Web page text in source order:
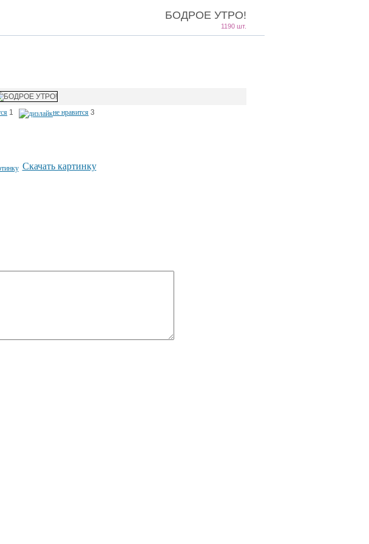
БОДРОЕ УТРО!
1190 шт.
1 не нравится 3
Скачать картинку